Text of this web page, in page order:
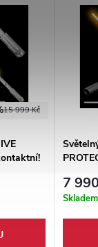
15 999 Kč
7
Skladem